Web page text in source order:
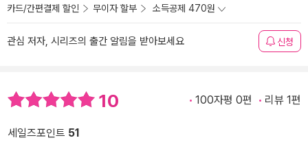
카드/간편결제 할인 무이자 할부 소득공제 470원
관심 저자, 시리즈의 출간 알림을 받아보세요 신청
10 100자평 0편 리뷰 1편
세일즈포인트 51